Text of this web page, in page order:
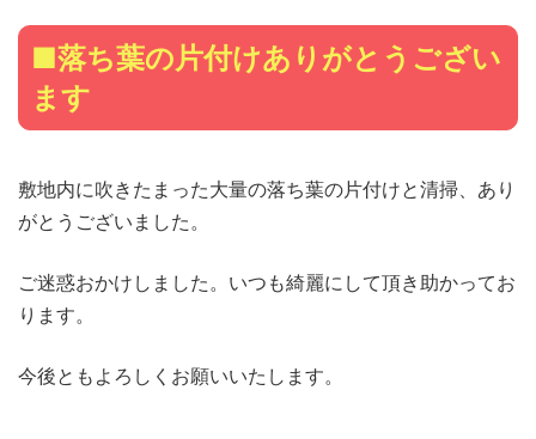
■落ち葉の片付けありがとうござい
ます
敷地内に吹きたまった大量の落ち葉の片付けと清掃、あり
がとうございました。
ご迷惑おかけしました。いつも綺麗にして頂き助かってお
ります。
今後ともよろしくお願いいたします。